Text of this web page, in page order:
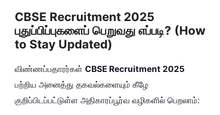
CBSE Recruitment 2025
புதுப்பிப்புகளைப் பெறுவது எப்படி? (How
to Stay Updated)
விண்ணப்பதாரர்கள் CBSE Recruitment 2025
பற்றிய அனைத்து தகவல்களையும் கீழே
குறிப்பிடப்பட்டுள்ள அதிகாரப்பூர்வ வழிகளில் பெறலாம்: